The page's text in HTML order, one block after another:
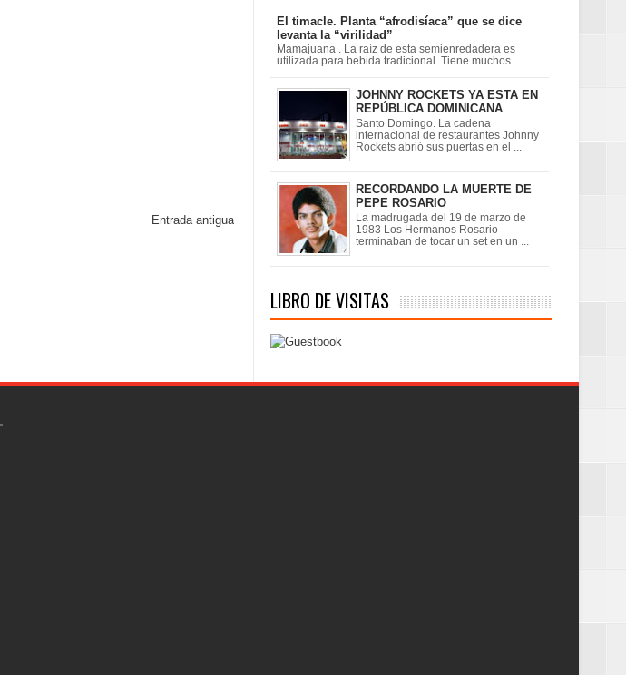
Entrada antigua
El timacle. Planta “afrodisíaca” que se dice
levanta la “virilidad”
Mamajuana . La raíz de esta semienredadera es
utilizada para bebida tradicional Tiene muchos ...
JOHNNY ROCKETS YA ESTA EN
REPÚBLICA DOMINICANA
Santo Domingo. La cadena
internacional de restaurantes Johnny
Rockets abrió sus puertas en el ...
RECORDANDO LA MUERTE DE
PEPE ROSARIO
La madrugada del 19 de marzo de
1983 Los Hermanos Rosario
terminaban de tocar un set en un ...
LIBRO DE VISITAS